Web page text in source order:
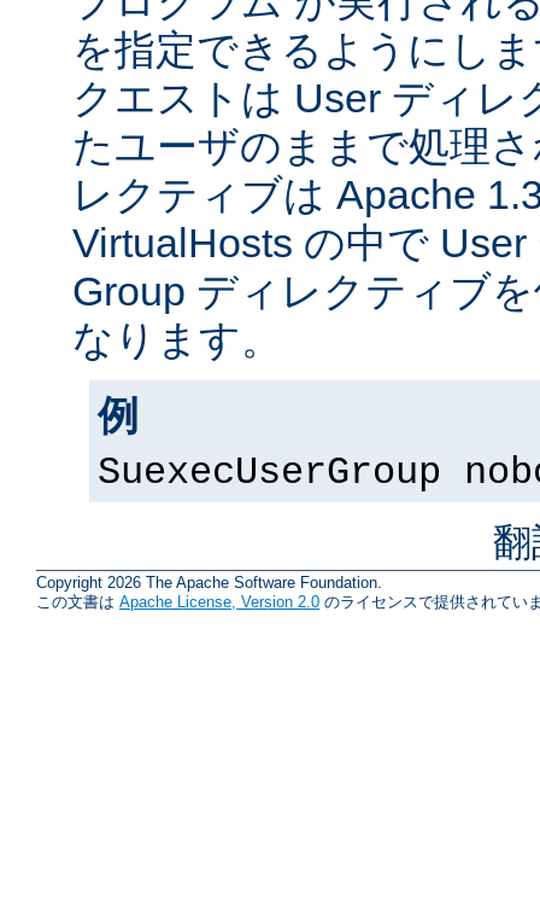
を指定できるようにし
クエストは User ディレ
たユーザのままで処理
レクティブは Apache
VirtualHosts の中で
Group ディレクティブ
なります。
例
SuexecUserGroup
Copyright 2026 The Apache Software Foundation.
この文書は Apache License, Version 2.0 のライセンスで提供されてい